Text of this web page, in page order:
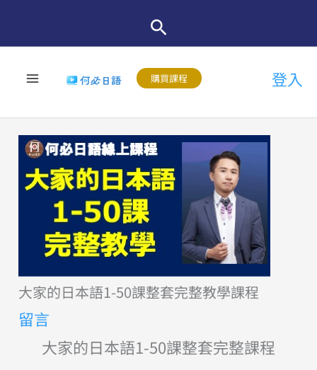
購買課程 登入
大家的日本語1-50課整套完整教學課程
留言
大家的日本語1-50課整套完整課程